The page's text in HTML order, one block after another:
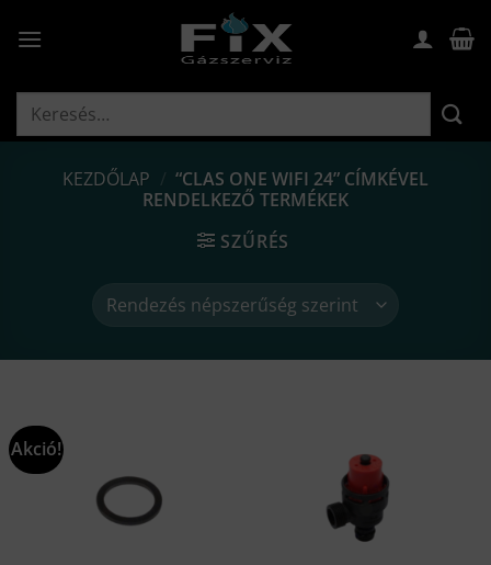
Keresés
KEZDŐLAP / “CLAS ONE WIFI 24” CÍMKÉVEL
RENDELKEZŐ TERMÉKEK
SZŰRÉS
Akció!